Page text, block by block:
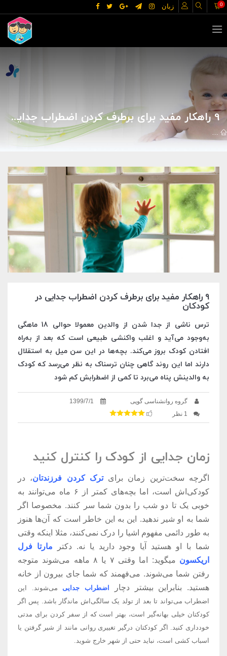
زبان 0
9 راهکار مفید برای برطرف کردن اضطراب جدایی در کودکان
روانشناسی روانشناسی 9 راهکار مفید برای برطرف کردن اضطراب جدایی در کودکان
9 راهکار مفید برای برطرف کردن اضطراب جدایی در
کودکان
ترس ناشی از جدا شدن از والدین معمولا حوالی 18 ماهگی
به‌وجود می‌آید و اغلب واکنشی طبیعی است که بعد از به‌راه
افتادن کودک بروز می‌کند. بچه‌ها در این سن میل به استقلال
دارند اما این روند گاهی چنان ترسناک به ‌نظر می‌رسد که کودک
به والدینش پناه می‌برد تا کمی از اضطرابش کم شود
گروه روانشناسی گوپی
1399/7/1
1 نظر
زمان جدایی از کودک را کنترل کنید
اگرچه سخت‌ترین زمان برایترک کردن فرزندتان، در
کودکی‌اش است، اما بچه‌های کمتر از ۶ ماه می‌توانند به
خوبی یک تا دو شب را بدون شما سر کنند. مخصوصا اگر
شما به او شیر ندهید. این به این خاطر است که آن‌ها هنوز
به طور دائمی مفهوم اشیا را درک نمی‌کنند، مثلا اینکه وقتی
شما با او هستید آیا وجود دارید یا نه. دکتر مارتا فرل
اریکسون
می‍گوید: اما وقتی ۷ یا ۸ ماهه می‌شوند متوجه
رفتن شما می‌شوند. می‌فهمند که شما جای بیرون از خانه
هستید. بنابراین بیشتر دچار
اضطراب جداییمی‌شوند. این
اضطراب می‌تواند تا بعد از تولد یک سالگی‌اش ماندگار باشد. پس اگر
کودکتان خیلی بهانه‌گیر است، بهتر است که از سفر کردن برای مدتی
خودداری کنید. اگر کودکتان درگیر تغییری روانی مانند از شیر گرفتن یا
اسباب کشی است، نباید حتی از شهر خارج شوید.